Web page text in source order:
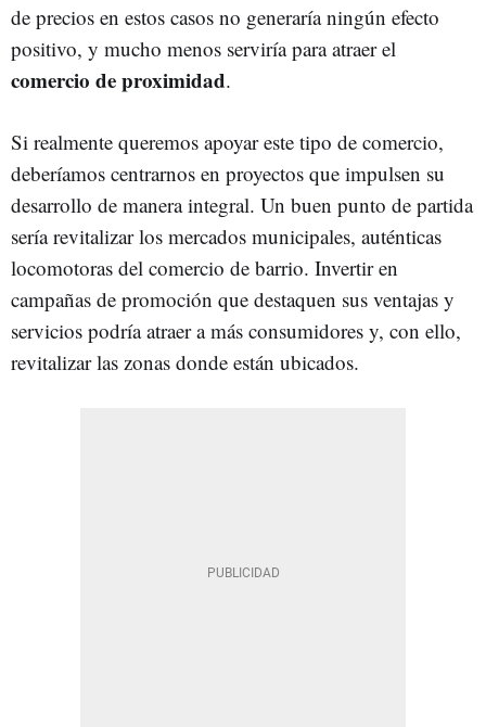
de precios en estos casos no generaría ningún efecto
positivo, y mucho menos serviría para atraer el
comercio de proximidad.
Si realmente queremos apoyar este tipo de comercio,
deberíamos centrarnos en proyectos que impulsen su
desarrollo de manera integral. Un buen punto de partida
sería revitalizar los mercados municipales, auténticas
locomotoras del comercio de barrio. Invertir en
campañas de promoción que destaquen sus ventajas y
servicios podría atraer a más consumidores y, con ello,
revitalizar las zonas donde están ubicados.